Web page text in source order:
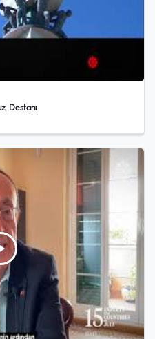
Destanı